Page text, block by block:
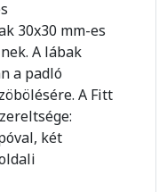
30x30 mm-es
A lábak
a padló
A Fitt
két